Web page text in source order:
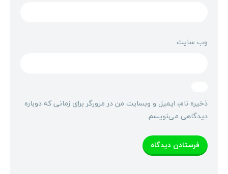
وب‌ سایت
ذخیره نام، ایمیل و وبسایت من در مرورگر برای زمانی که دوباره
دیدگاهی می‌نویسم.